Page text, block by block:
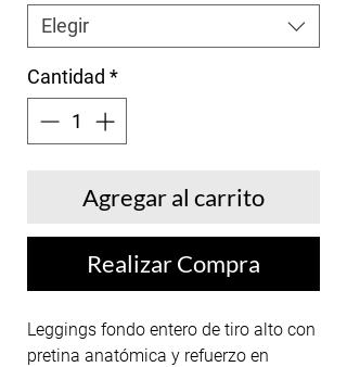
Elegir
Cantidad *
Agregar al carrito
Realizar Compra
Leggings fondo entero de tiro alto con
pretina anatómica y refuerzo en